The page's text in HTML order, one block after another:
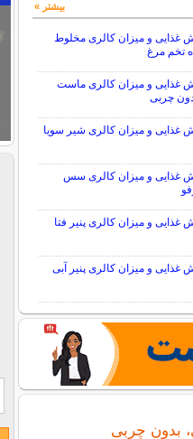
غذایی و میزان کالری مخلوط
تخم مرغ
غذایی و میزان کالری ماست
چربی
غذایی و میزان کالری شیر سویا
غذایی و میزان کالری سس
و میزان کالری پنیر فتا
غذایی و میزان کالری پنیر آبی
بیشتر »
بدون چربی